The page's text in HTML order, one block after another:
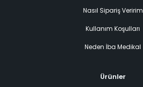
Nasıl Sipariş Veririm
Kullanım Koşulları
Neden İba Medikal
Ürünler